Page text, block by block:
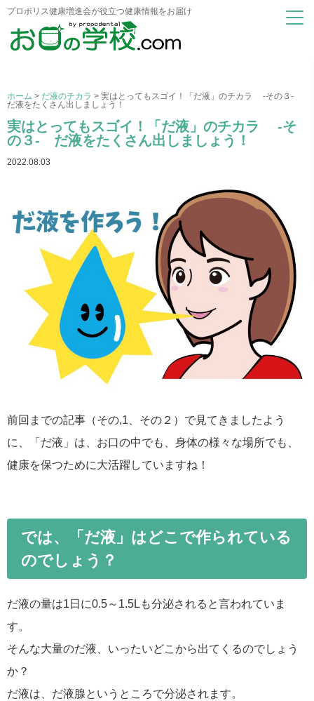
プロポリス健康増進会が役立つ健康情報をお届け
ホーム > だ液のチカラ > 実はとってもスゴイ！「だ液」のチカラ -その３-
だ液をたくさん出しましょう！
実はとってもスゴイ！「だ液」のチカラ -そ
の３- だ液をたくさん出しましょう！
2022.08.03
前回までの記事（その,1、その２）で見てきましたよう
に、「だ液」は、お口の中でも、身体の様々な場所でも、
健康を保つために大活躍していますね！
では、「だ液」はどこで作られている
のでしょう？
だ液の量は1日に0.5～1.5Lも分泌されると言われていま
す。
そんな大量のだ液、いったいどこから出てくるのでしょう
か？
だ液は、だ液腺というところで分泌されます。